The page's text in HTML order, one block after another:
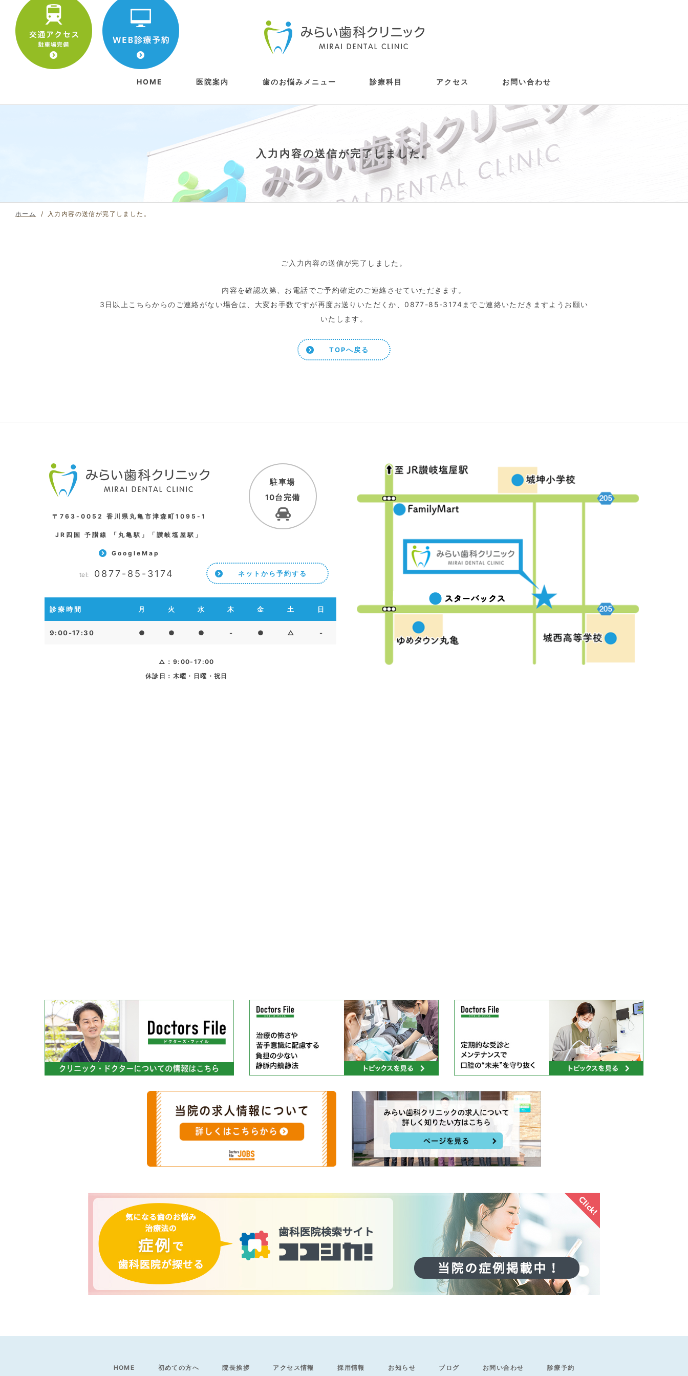
HOME 医院案内
初めての方へ
院長挨拶
アクセス情報
歯のお悩みメニュー
歯の掃除をしたい・検査してほしい
歯が痛い・しみる
歯が疼く・激痛がする
歯茎から血が出る・腫れている
銀歯が嫌だ・歯を白くしたい
親知らずが痛い・抜いてほしい
自分の歯のようにしっかりと噛みたい
歯をうしなってしまったが手術は不安
子供の治療をしてほしい・虫歯にさせ
たくない
歯並びが気になる
顎が痛む
目立たず矯正をしたい
眠ったまま治療を受けたい
診療科目
虫歯治療
根管治療
歯周病・予防歯科
審美歯科
口腔外科（親知らずの抜歯）
インプラント
入れ歯
小児歯科
矯正歯科
顎関節症・かみ合わせの治療
部分矯正・マウスピース矯正(ASOア
静脈内鎮静法治療
アクセス お問い合わせ
入力内容の送信が完了しました。
ホーム 入力内容の送信が完了しました。
ご入力内容の送信が完了しました。
内容を確認次第、お電話でご予約確定のご連絡させていただきます。
3日以上こちらからのご連絡がない場合は、大変お手数ですが再度お送りいただくか、0877-85-3174までご連絡いただきますようお願い
いたします。
TOPへ戻る
〒763-0052 香川県丸亀市津森町1095-1
JR四国 予讃線 「丸亀駅」「讃岐塩屋駅」
GoogleMap
駐車場
10台完備
tel: 0877-85-3174 ネットから予約する
診療時間 月 火 水 木 金 土 日
9:00-17:30 ● ● ● - ● △ -
△：9:00-17:00
休診日：木曜・日曜・祝日
HOME 初めての方へ 院長挨拶 アクセス情報 採用情報 お知らせ ブログ お問い合わせ 診療予約